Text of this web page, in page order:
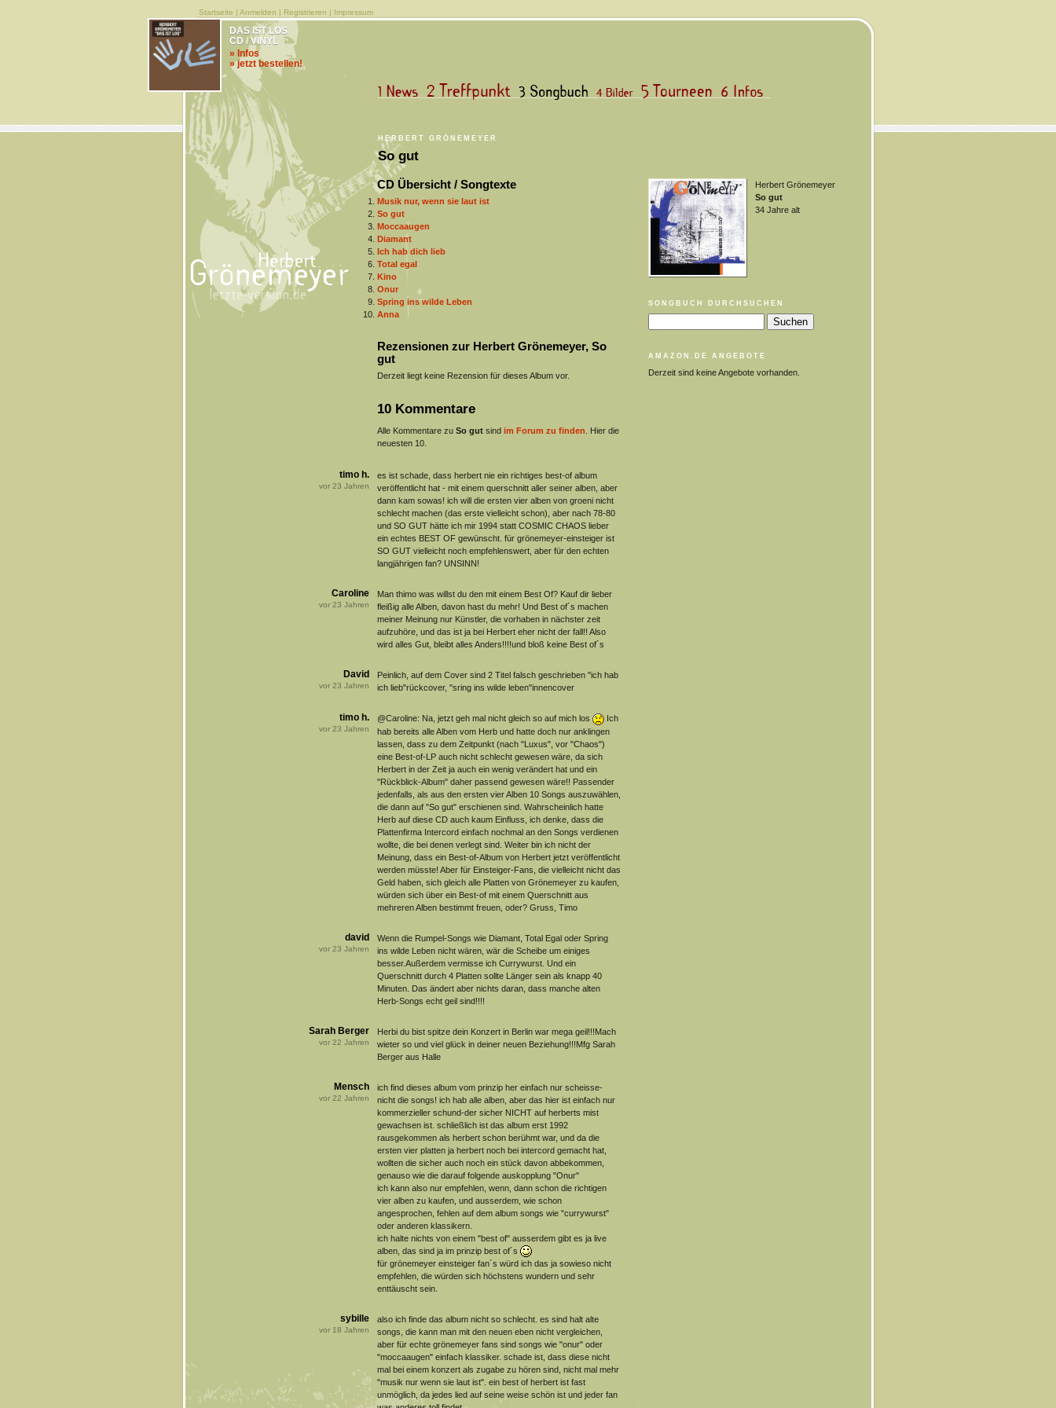
Startseite | Anmelden | Registrieren | Impressum
HERBERT GRÖNEMEYER
So gut
DAS IST LOS
CD / VINYL
» Infos
» jetzt bestellen!
CD Übersicht / Songtexte
Musik nur, wenn sie laut ist
So gut
Moccaaugen
Diamant
Ich hab dich lieb
Total egal
Kino
Onur
Spring ins wilde Leben
Anna
Rezensionen zur Herbert Grönemeyer, So
gut
Derzeit liegt keine Rezension für dieses Album vor.
10 Kommentare
Alle Kommentare zu So gutsind im Forum zu finden . Hier die
neuesten 10.
timo h.
vor 23 Jahren
es ist schade, dass herbert nie ein richtiges best-of album
veröffentlicht hat - mit einem querschnitt aller seiner alben, aber
dann kam sowas! ich will die ersten vier alben von groeni nicht
schlecht machen (das erste vielleicht schon), aber nach 78-80
und SO GUT hätte ich mir 1994 statt COSMIC CHAOS lieber
ein echtes BEST OF gewünscht. für grönemeyer-einsteiger ist
SO GUT vielleicht noch empfehlenswert, aber für den echten
langjährigen fan? UNSINN!
Caroline
vor 23 Jahren
Man thimo was willst du den mit einem Best Of? Kauf dir lieber
fleißig alle Alben, davon hast du mehr! Und Best of´s machen
meiner Meinung nur Künstler, die vorhaben in nächster zeit
aufzuhöre, und das ist ja bei Herbert eher nicht der fall!! Also
wird alles Gut, bleibt alles Anders!!!!und bloß keine Best of´s
David
vor 23 Jahren
Peinlich, auf dem Cover sind 2 Titel falsch geschrieben "ich hab
ich lieb"rückcover, "sring ins wilde leben"innencover
timo h.
vor 23 Jahren
@Caroline: Na, jetzt geh mal nicht gleich so auf mich los
Ich
hab bereits alle Alben vom Herb und hatte doch nur anklingen
lassen, dass zu dem Zeitpunkt (nach "Luxus", vor "Chaos")
eine Best-of-LP auch nicht schlecht gewesen wäre, da sich
Herbert in der Zeit ja auch ein wenig verändert hat und ein
"Rückblick-Album" daher passend gewesen wäre!! Passender
jedenfalls, als aus den ersten vier Alben 10 Songs auszuwählen,
die dann auf "So gut" erschienen sind. Wahrscheinlich hatte
Herb auf diese CD auch kaum Einfluss, ich denke, dass die
Plattenfirma Intercord einfach nochmal an den Songs verdienen
wollte, die bei denen verlegt sind. Weiter bin ich nicht der
Meinung, dass ein Best-of-Album von Herbert jetzt veröffentlicht
werden müsste! Aber für Einsteiger-Fans, die vielleicht nicht das
Geld haben, sich gleich alle Platten von Grönemeyer zu kaufen,
würden sich über ein Best-of mit einem Querschnitt aus
mehreren Alben bestimmt freuen, oder? Gruss, Timo
david
vor 23 Jahren
Wenn die Rumpel-Songs wie Diamant, Total Egal oder Spring
ins wilde Leben nicht wären, wär die Scheibe um einiges
besser.Außerdem vermisse ich Currywurst. Und ein
Querschnitt durch 4 Platten sollte Länger sein als knapp 40
Minuten. Das ändert aber nichts daran, dass manche alten
Herb-Songs echt geil sind!!!!
Sarah Berger
vor 22 Jahren
Herbi du bist spitze dein Konzert in Berlin war mega geil!!!Mach
wieter so und viel glück in deiner neuen Beziehung!!!Mfg Sarah
Berger aus Halle
Mensch
vor 22 Jahren
ich find dieses album vom prinzip her einfach nur scheisse-
nicht die songs! ich hab alle alben, aber das hier ist einfach nur
kommerzieller schund-der sicher NICHT auf herberts mist
gewachsen ist. schließlich ist das album erst 1992
rausgekommen als herbert schon berühmt war, und da die
ersten vier platten ja herbert noch bei intercord gemacht hat,
wollten die sicher auch noch ein stück davon abbekommen,
genauso wie die darauf folgende auskopplung "Onur"
ich kann also nur empfehlen, wenn, dann schon die richtigen
vier alben zu kaufen, und ausserdem, wie schon
angesprochen, fehlen auf dem album songs wie "currywurst"
oder anderen klassikern.
ich halte nichts von einem "best of" ausserdem gibt es ja live
alben, das sind ja im prinzip best of´s
für grönemeyer einsteiger fan´s würd ich das ja sowieso nicht
empfehlen, die würden sich höchstens wundern und sehr
enttäuscht sein.
sybille
vor 18 Jahren
also ich finde das album nicht so schlecht. es sind halt alte
songs, die kann man mit den neuen eben nicht vergleichen,
aber für echte grönemeyer fans sind songs wie "onur" oder
"moccaaugen" einfach klassiker. schade ist, dass diese nicht
mal bei einem konzert als zugabe zu hören sind, nicht mal mehr
"musik nur wenn sie laut ist". ein best of herbert ist fast
unmöglich, da jedes lied auf seine weise schön ist und jeder fan
Herbert Grönemeyer
So gut
34 Jahre alt
SONGBUCH DURCHSUCHEN
AMAZON.DE ANGEBOTE
Derzeit sind keine Angebote vorhanden.